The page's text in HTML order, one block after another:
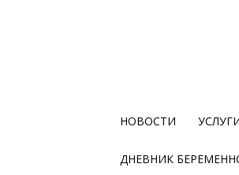
НОВОСТИ
ДНЕВНИК